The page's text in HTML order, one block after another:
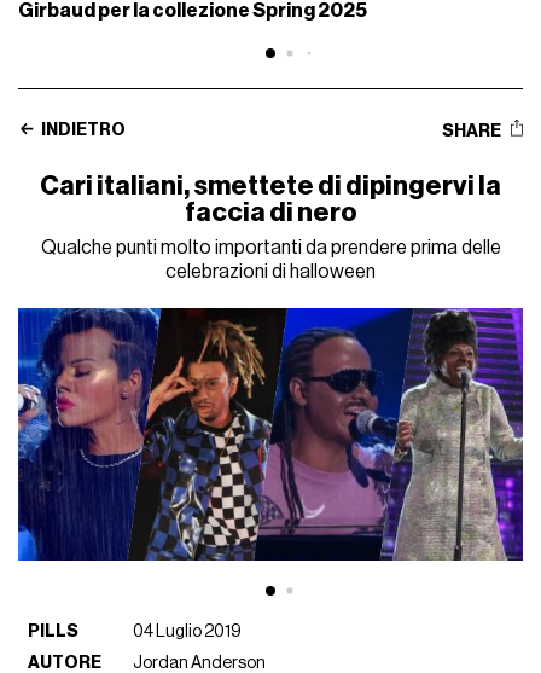
Girbaud per la collezione Spring 2025
INDIETRO SHARE
Cari italiani, smettete di dipingervi la
faccia di nero
Qualche punti molto importanti da prendere prima delle
celebrazioni di halloween
PILLS
04 Luglio 2019
AUTORE
Jordan Anderson